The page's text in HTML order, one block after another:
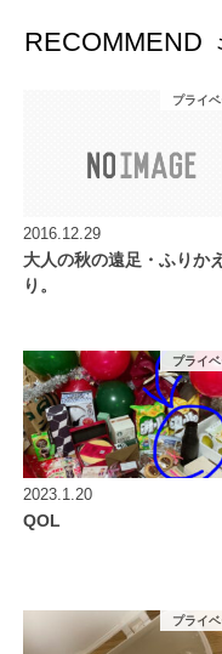
RECOMMEND
プライベ
2016.12.29
大人の秋の遠足・ふりかえ
り。
プライベ
2023.1.20
QOL
プライベ